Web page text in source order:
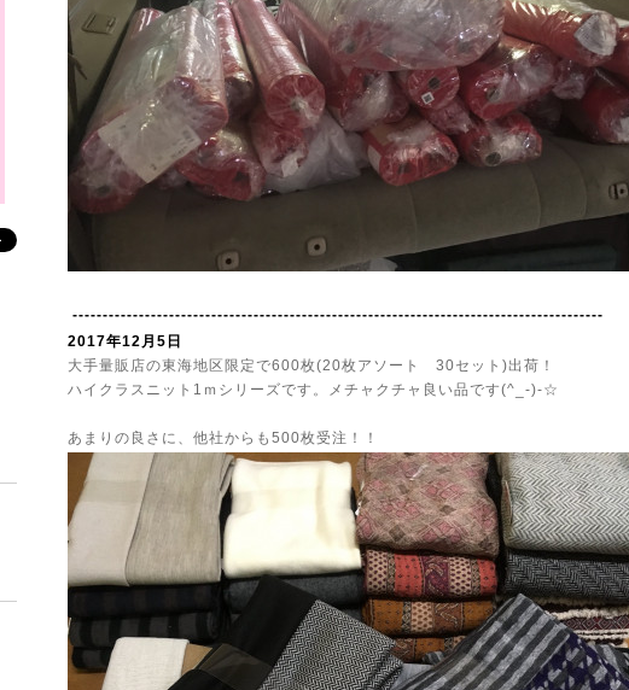
----------------------------------------------------------------------------------------
2017年12月5日
大手量販店の東海地区限定で600枚(20枚アソート 30セット)出荷！
ハイクラスニット1ｍシリーズです。メチャクチャ良い品です(^_-)-☆
あまりの良さに、他社からも500枚受注！！